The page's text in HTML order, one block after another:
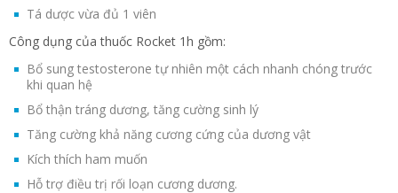
Tá dược vừa đủ 1 viên
Công dụng của thuốc Rocket 1h gồm:
Bổ sung testosterone tự nhiên một cách nhanh chóng trước
khi quan hệ
Bổ thận tráng dương, tăng cường sinh lý
Tăng cường khả năng cương cứng của dương vật
Kích thích ham muốn
Hỗ trợ điều trị rối loạn cương dương.